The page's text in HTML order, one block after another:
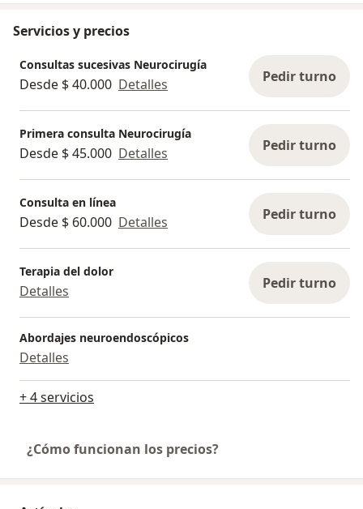
Servicios y precios
Consultas sucesivas Neurocirugía
Desde $ 40.000 Detalles Pedir turno
Primera consulta Neurocirugía
Desde $ 45.000 Detalles Pedir turno
Consulta en línea
Desde $ 60.000 Detalles Pedir turno
Terapia del dolor
Detalles Pedir turno
Abordajes neuroendoscópicos
Detalles
+ 4 servicios
¿Cómo funcionan los precios?